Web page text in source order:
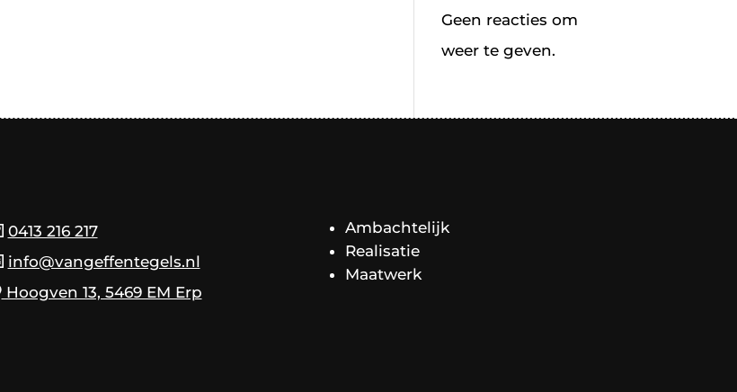
Geen reacties om
weer te geven.
0413 216 217
info@vangeffentegels.nl
Hoogven 13, 5469 EM Erp
Ambachtelijk
Realisatie
Maatwerk